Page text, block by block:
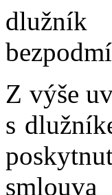
dlužník
Z výše
s